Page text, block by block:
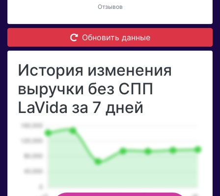
Отзывов
Обновить данные
История изменения
выручки без СПП
LaVida за 7 дней